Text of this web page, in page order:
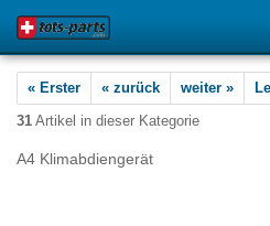
« Erster « zurück weiter »
31 Artikel in dieser Kategorie
A4 Klimabdiengerät